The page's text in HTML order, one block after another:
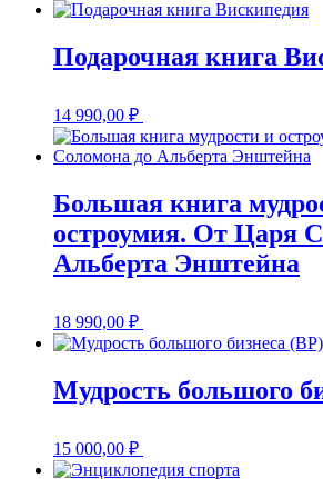
Подарочная книга
14 990,00 ₽
Большая книга
остроумия. От Царя
Альберта Энштейна
18 990,00 ₽
Мудрость большого
15 000,00 ₽